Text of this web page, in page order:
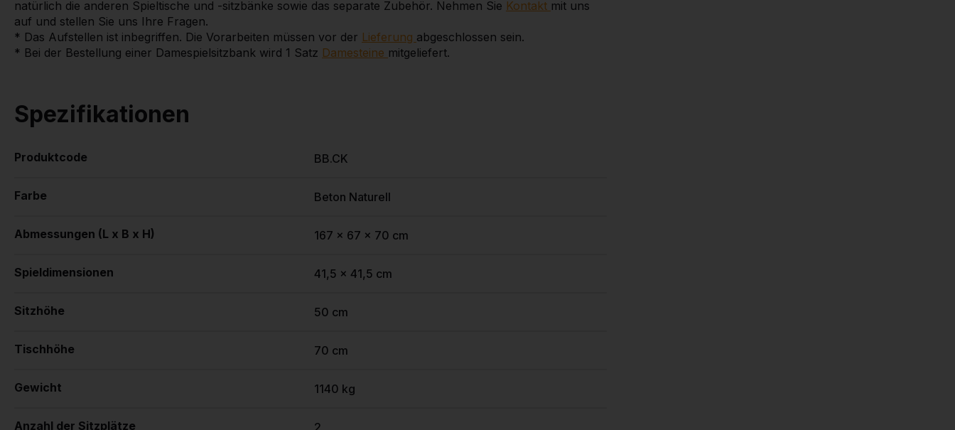
natürlich die anderen Spieltische und -sitzbänke sowie das separate Zubehör. Nehmen Sie Kontakt mit uns
auf und stellen Sie uns Ihre Fragen.
* Das Aufstellen ist inbegriffen. Die Vorarbeiten müssen vor der Lieferung abgeschlossen sein.
* Bei der Bestellung einer Damespielsitzbank wird 1 Satz Damesteine mitgeliefert.
Spezifikationen
Produktcode BB.CK
Farbe Beton Naturell
Abmessungen (L x B x H) 167 x 67 x 70 cm
Spieldimensionen 41,5 x 41,5 cm
Sitzhöhe 50 cm
Tischhöhe 70 cm
Gewicht 1140 kg
Anzahl der Sitzplätze 2